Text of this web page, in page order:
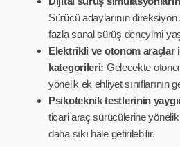
Sürücü adaylarının
fazla sanal sürüş deneyimi
Elektrikli ve otonom araçlar
kategorileri: Gelecekte
yönelik ek ehliyet sınıflarının
Psikoteknik testlerinin
ticari araç sürücülerine
daha sıkı hale getirilebilir.